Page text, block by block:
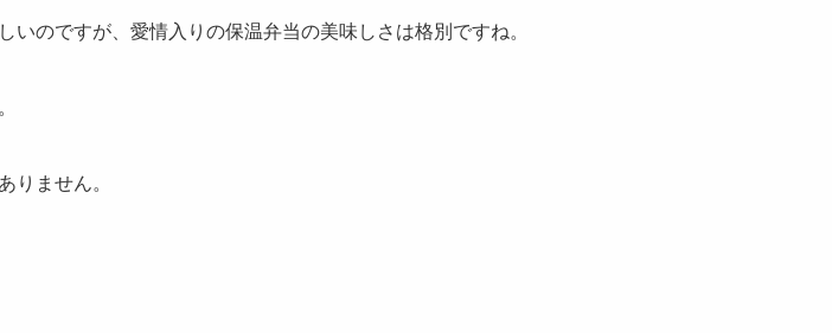
のですが、 愛情入りの保温弁当の美味しさは格別ですね。
りません。